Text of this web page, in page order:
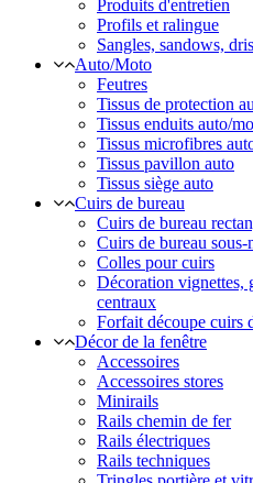
Produits d'entretien
Profils et ralingue
Sangles, sandows,
Auto/Moto
Feutres
Tissus de protection
Tissus enduits auto/
Tissus microfibres
Tissus pavillon auto
Tissus siège auto
Cuirs de bureau
Cuirs de bureau
Cuirs de bureau sous-
Colles pour cuirs
Décoration vignettes,
centraux
Forfait découpe cuirs
Décor de la fenêtre
Accessoires
Accessoires stores
Minirails
Rails chemin de fer
Rails électriques
Rails techniques